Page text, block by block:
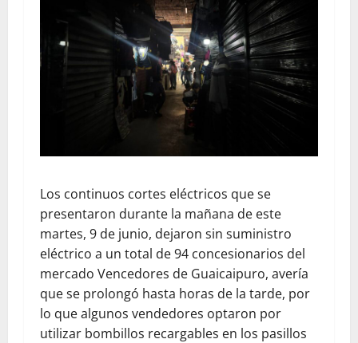
Los continuos cortes eléctricos que se
presentaron durante la mañana de este
martes, 9 de junio, dejaron sin suministro
eléctrico a un total de 94 concesionarios del
mercado Vencedores de Guaicaipuro, avería
que se prolongó hasta horas de la tarde, por
lo que algunos vendedores optaron por
utilizar bombillos recargables en los pasillos